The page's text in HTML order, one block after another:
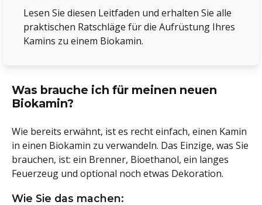
Lesen Sie diesen Leitfaden und erhalten Sie alle
praktischen Ratschläge für die Aufrüstung Ihres
Kamins zu einem Biokamin.
Was brauche ich für meinen neuen
Biokamin?
Wie bereits erwähnt, ist es recht einfach, einen Kamin
in einen Biokamin zu verwandeln. Das Einzige, was Sie
brauchen, ist: ein Brenner, Bioethanol, ein langes
Feuerzeug und optional noch etwas Dekoration.
Wie Sie das machen: